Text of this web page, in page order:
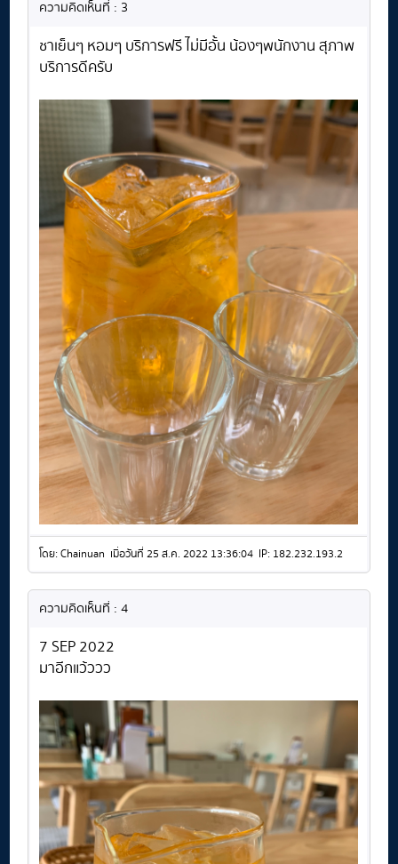
ความคิดเห็นที่ : 3
ชาเย็นๆ หอมๆ บริการฟรี ไม่มีอั้น น้องๆพนักงาน สุภาพ
บริการดีครับ
โดย: Chainuan เมื่อวันที่ 25 ส.ค. 2022 13:36:04 IP: 182.232.193.2
ความคิดเห็นที่ : 4
7 SEP 2022
มาอีกแว้ววว